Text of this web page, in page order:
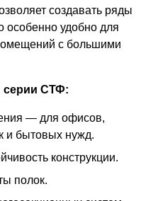
создавать ряды
особенно удобно для
с большими
серии СТФ:
— для офисов,
и бытовых нужд.
конструкции.
полок.